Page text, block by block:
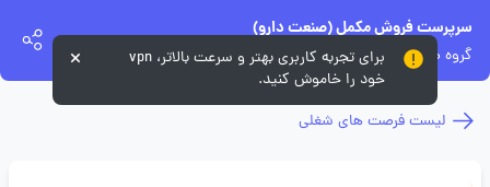
سرپرست فروش مکمل (صنعت دارو)
گروه صنعتی طبیعت ماکان
لیست فرصت های شغلی
برای تجربه کاربری بهتر و سرعت بالاتر، vpn
خود را خاموش کنید.